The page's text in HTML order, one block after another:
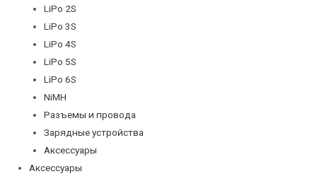
LiPo 2S
LiPo 3S
LiPo 4S
LiPo 5S
LiPo 6S
NiMH
Разъемы и провода
Зарядные устройства
Аксессуары
Аксессуары